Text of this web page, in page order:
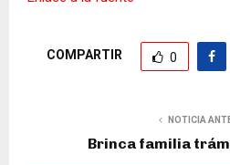
COMPARTIR 0
NOTICIA
Brinca familia